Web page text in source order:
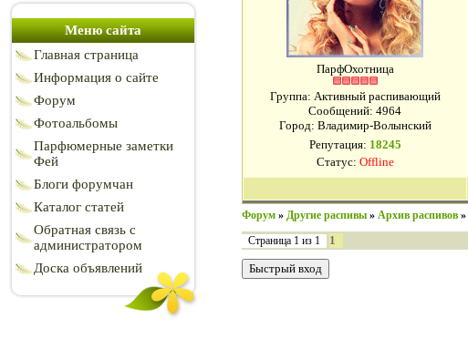
Меню сайта
Главная страница
Информация о сайте
Форум
Фотоальбомы
Парфюмерные заметки
Фей
Блоги форумчан
Каталог статей
Обратная связь с
администратором
Доска объявлений
ПарфОхотница
Группа: Активный распивающий
Сообщений: 4964
Город: Владимир-Волынский
Репутация: 18245
Статус: Offline
Форум » Другие распивы » Архив распивов »
Страница 1 из 1
1